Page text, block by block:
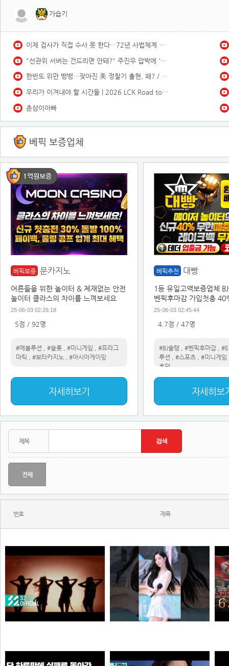
가습기
이제 검사가 직접 수사 못 한다…72년 사법체계 대전환421421
"선관위 서버는 건드리면 안돼?" 주진우 압박에 '당황'한 선관위 사무총장142142421
한반도 위만 뱅뱅…잦아진 美 정찰기 출현, 왜? / 채널A / 뉴스A
우리가 이겨내야 할 시간들 | 2026 LCK Road to MSI 비하인드
춘삼이아빠
베픽 보증업체
1억원보증
베픽보증 문카지노
어른들을 위한 놀이터 & 제재없는 안전
놀이터 클라스의 차이를 느껴보세요
25-06-03 02:26:18
5점 / 92명
#에볼루션 #슬롯 #미니게임
#프라그
마틱
#보타카지노 #아시아게이밍
자세히보기
베픽추천 대빵
1등 유일고액보증업체
벤픽후마감 가입첫충
벤트
25-06-03 02:45:44
4.7점 / 47명
#BJ솔랭 #벤픽후마감
루션
#스포츠 #미니게임
홀덤
자세히보
전체
번호 제목
원빈해설위원
해골